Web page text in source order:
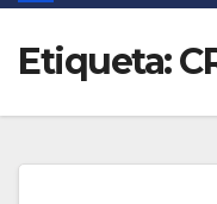
Etiqueta: